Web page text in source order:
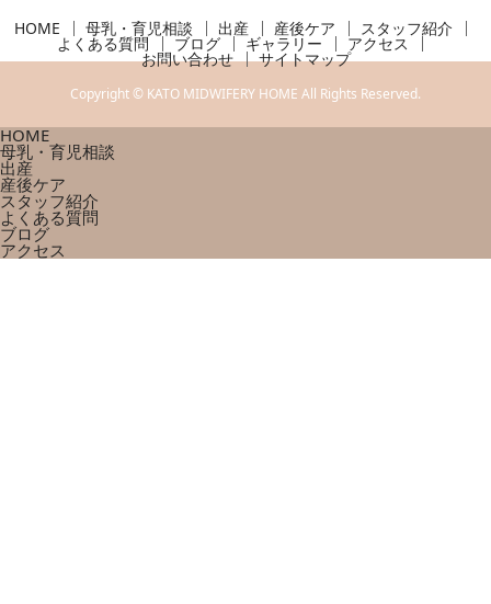
HOME 母乳・育児相談 出産 産後ケア スタッフ紹介
よくある質問 ブログ ギャラリー アクセス
お問い合わせ サイトマップ
Copyright © KATO MIDWIFERY HOME All Rights Reserved.
HOME
母乳・育児相談
出産
産後ケア
スタッフ紹介
よくある質問
ブログ
アクセス